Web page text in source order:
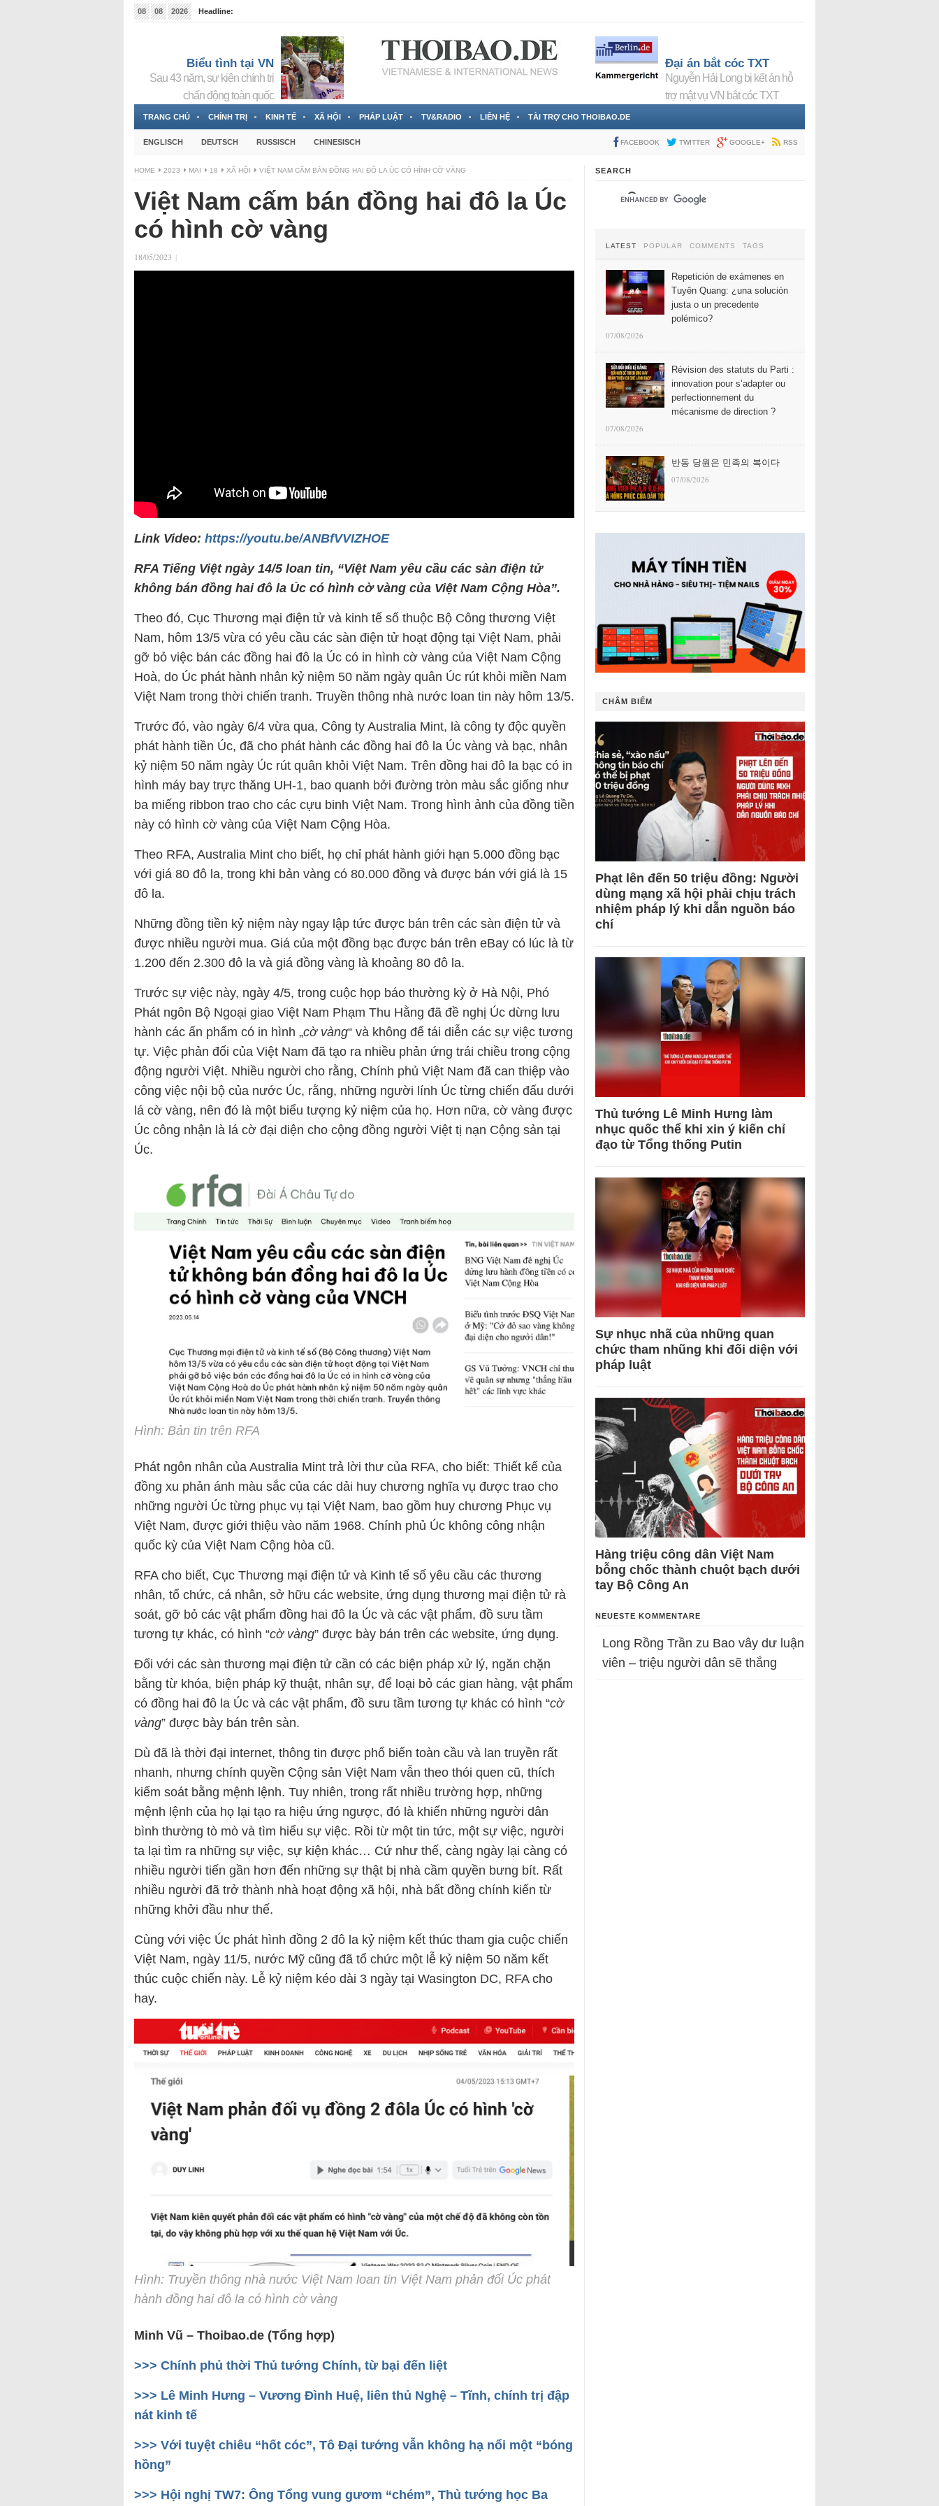
08 08 2026
Headline:
Biểu tình tại VN
Sau 43 năm, sự kiện chính trị
chấn động toàn quốc
Đại án bắt cóc TXT
Nguyễn Hải Long bị kết án hỗ
trợ mật vụ VN bắt cóc TXT
TRANG CHỦ CHÍNH TRỊ KINH TẾ XÃ HỘI PHÁP LUẬT TV&RADIO LIÊN HỆ TÀI TRỢ CHO THOIBAO.DE
ENGLISCH DEUTSCH RUSSISCH CHINESISCH FACEBOOK TWITTER GOOGLE+ RSS
HOME 2023 MAI 18 XÃ HỘI VIỆT NAM CẤM BÁN ĐỒNG HAI ĐÔ LA ÚC CÓ HÌNH CỜ VÀNG
Việt Nam cấm bán đồng hai đô la Úc
có hình cờ vàng
18/05/2023 |
Link Video: https://youtu.be/ANBfVVIZHOE
RFA Tiếng Việt ngày 14/5 loan tin, “Việt Nam yêu cầu các sàn điện tử
không bán đồng hai đô la Úc có hình cờ vàng của Việt Nam Cộng Hòa”.
Theo đó, Cục Thương mại điện tử và kinh tế số thuộc Bộ Công thương Việt
Nam, hôm 13/5 vừa có yêu cầu các sàn điện tử hoạt động tại Việt Nam, phải
gỡ bỏ việc bán các đồng hai đô la Úc có in hình cờ vàng của Việt Nam Cộng
Hoà, do Úc phát hành nhân kỷ niệm 50 năm ngày quân Úc rút khỏi miền Nam
Việt Nam trong thời chiến tranh. Truyền thông nhà nước loan tin này hôm 13/5.
Trước đó, vào ngày 6/4 vừa qua, Công ty Australia Mint, là công ty độc quyền
phát hành tiền Úc, đã cho phát hành các đồng hai đô la Úc vàng và bạc, nhân
kỷ niệm 50 năm ngày Úc rút quân khỏi Việt Nam. Trên đồng hai đô la bạc có in
hình máy bay trực thăng UH-1, bao quanh bởi đường tròn màu sắc giống như
ba miếng ribbon trao cho các cựu binh Việt Nam. Trong hình ảnh của đồng tiền
này có hình cờ vàng của Việt Nam Cộng Hòa.
Theo RFA, Australia Mint cho biết, họ chỉ phát hành giới hạn 5.000 đồng bạc
với giá 80 đô la, trong khi bản vàng có 80.000 đồng và được bán với giá là 15
đô la.
Những đồng tiền kỷ niệm này ngay lập tức được bán trên các sàn điện tử và
được nhiều người mua. Giá của một đồng bạc được bán trên eBay có lúc là từ
1.200 đến 2.300 đô la và giá đồng vàng là khoảng 80 đô la.
Trước sự việc này, ngày 4/5, trong cuộc họp báo thường kỳ ở Hà Nội, Phó
Phát ngôn Bộ Ngoại giao Việt Nam Phạm Thu Hằng đã đề nghị Úc dừng lưu
hành các ấn phẩm có in hình „cờ vàng“ và không để tái diễn các sự việc tương
tự. Việc phản đối của Việt Nam đã tạo ra nhiều phản ứng trái chiều trong cộng
động người Việt. Nhiều người cho rằng, Chính phủ Việt Nam đã can thiệp vào
công việc nội bộ của nước Úc, rằng, những người lính Úc từng chiến đấu dưới
lá cờ vàng, nên đó là một biểu tượng kỷ niệm của họ. Hơn nữa, cờ vàng được
Úc công nhận là lá cờ đại diện cho cộng đồng người Việt tị nạn Cộng sản tại
Úc.
Hình: Bản tin trên RFA
Phát ngôn nhân của Australia Mint trả lời thư của RFA, cho biết: Thiết kế của
đồng xu phản ánh màu sắc của các dải huy chương nghĩa vụ được trao cho
những người Úc từng phục vụ tại Việt Nam, bao gồm huy chương Phục vụ
Việt Nam, được giới thiệu vào năm 1968. Chính phủ Úc không công nhận
quốc kỳ của Việt Nam Cộng hòa cũ.
RFA cho biết, Cục Thương mại điện tử và Kinh tế số yêu cầu các thương
nhân, tổ chức, cá nhân, sở hữu các website, ứng dụng thương mại điện tử rà
soát, gỡ bỏ các vật phẩm đồng hai đô la Úc và các vật phẩm, đồ sưu tầm
tương tự khác, có hình “cờ vàng” được bày bán trên các website, ứng dụng.
Đối với các sàn thương mại điện tử cần có các biện pháp xử lý, ngăn chặn
bằng từ khóa, biện pháp kỹ thuật, nhân sự, để loại bỏ các gian hàng, vật phẩm
có đồng hai đô la Úc và các vật phẩm, đồ sưu tầm tương tự khác có hình “cờ
vàng” được bày bán trên sàn.
Dù đã là thời đại internet, thông tin được phổ biến toàn cầu và lan truyền rất
nhanh, nhưng chính quyền Cộng sản Việt Nam vẫn theo thói quen cũ, thích
kiểm soát bằng mệnh lệnh. Tuy nhiên, trong rất nhiều trường hợp, những
mệnh lệnh của họ lại tạo ra hiệu ứng ngược, đó là khiến những người dân
bình thường tò mò và tìm hiểu sự việc. Rồi từ một tin tức, một sự việc, người
ta lại tìm ra những sự việc, sự kiện khác… Cứ như thế, càng ngày lại càng có
nhiều người tiến gần hơn đến những sự thật bị nhà cầm quyền bưng bít. Rất
nhiều người đã trở thành nhà hoạt động xã hội, nhà bất đồng chính kiến từ
những khởi đầu như thế.
Cùng với việc Úc phát hình đồng 2 đô la kỷ niệm kết thúc tham gia cuộc chiến
Việt Nam, ngày 11/5, nước Mỹ cũng đã tổ chức một lễ kỷ niệm 50 năm kết
thúc cuộc chiến này. Lễ kỷ niệm kéo dài 3 ngày tại Wasington DC, RFA cho
hay.
Hình: Truyền thông nhà nước Việt Nam loan tin Việt Nam phản đối Úc phát
hành đồng hai đô la có hình cờ vàng
Minh Vũ – Thoibao.de (Tổng hợp)
>>> Chính phủ thời Thủ tướng Chính, từ bại đến liệt
>>> Lê Minh Hưng – Vương Đình Huệ, liên thủ Nghệ – Tĩnh, chính trị đập
nát kinh tế
>>> Với tuyệt chiêu “hốt cóc”, Tô Đại tướng vẫn không hạ nổi một “bóng
hồng”
>>> Hội nghị TW7: Ông Tổng vung gươm “chém”, Thủ tướng học Ba
SEARCH
LATEST POPULAR COMMENTS TAGS
Repetición de exámenes en
Tuyên Quang: ¿una solución
justa o un precedente
polémico?
07/08/2026
Révision des statuts du Parti :
innovation pour s’adapter ou
perfectionnement du
mécanisme de direction ?
07/08/2026
반동 당원은 민족의 복이다
07/08/2026
CHÂM BIẾM
Phạt lên đến 50 triệu đồng: Người
dùng mạng xã hội phải chịu trách
nhiệm pháp lý khi dẫn nguồn báo
chí
Thủ tướng Lê Minh Hưng làm
nhục quốc thể khi xin ý kiến chỉ
đạo từ Tổng thống Putin
Sự nhục nhã của những quan
chức tham nhũng khi đối diện với
pháp luật
Hàng triệu công dân Việt Nam
bỗng chốc thành chuột bạch dưới
tay Bộ Công An
NEUESTE KOMMENTARE
Long Rồng Trần zu Bao vây dư luận
viên – triệu người dân sẽ thắng